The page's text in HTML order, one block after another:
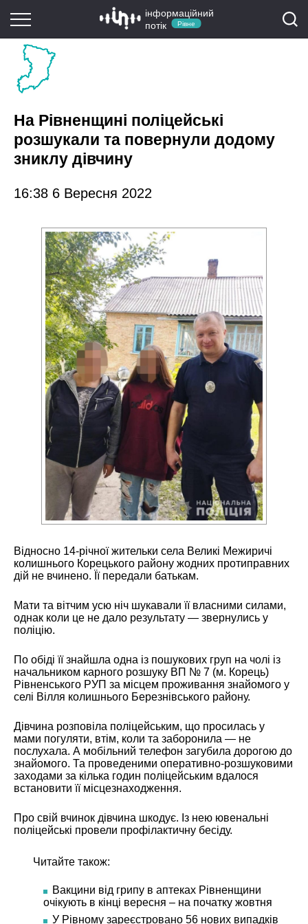
інформаційний
потік
Рівне
На Рівненщині поліцейські
розшукали та повернули додому
зниклу дівчину
16:38 6 Вересня 2022
Відносно 14-річної жительки села Великі Межиричі
колишнього Корецького району жодних протиправних
дій не вчинено. Її передали батькам.
Мати та вітчим усю ніч шукавали її власними силами,
однак коли це не дало результату — звернулись у
поліцію.
По обіді її знайшла одна із пошукових груп на чолі із
начальником карного розшуку ВП № 7 (м. Корець)
Рівненського РУП за місцем проживання знайомого у
селі Вілля колишнього Березнівського району.
Дівчина розповіла поліцейським, що просилась у
мами погуляти, втім, коли та заборонила — не
послухала. А мобільний телефон загубила дорогою до
знайомого. Та проведеними оперативно-розшуковими
заходами за кілька годин поліцейським вдалося
встановити її місцезнаходження.
Про свій вчинок дівчина шкодує. Із нею ювенальні
поліцейські провели профілактичну бесіду.
Читайте також:
Вакцини від грипу в аптеках Рівненщини
очікують в кінці вересня – на початку жовтня
У Рівному зареєстровано 56 нових випадків